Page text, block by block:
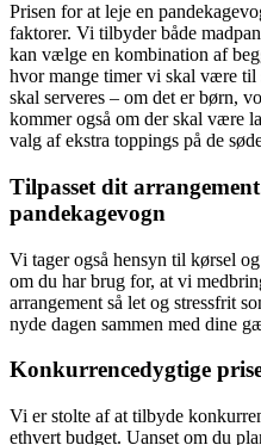
Prisen for at leje en
faktorer. Vi tilbyder både
kan vælge en kombination af
hvor mange timer vi skal være til
skal serveres – om det er børn,
kommer også om der skal være
valg af ekstra toppings på de
Tilpasset dit
pandekagevogn
Vi tager også hensyn til kørsel
om du har brug for, at vi
arrangement så let og stressfrit
nyde dagen sammen med dine
Konkurrencedygtige
Vi er stolte af at tilbyde
ethvert budget. Uanset om du